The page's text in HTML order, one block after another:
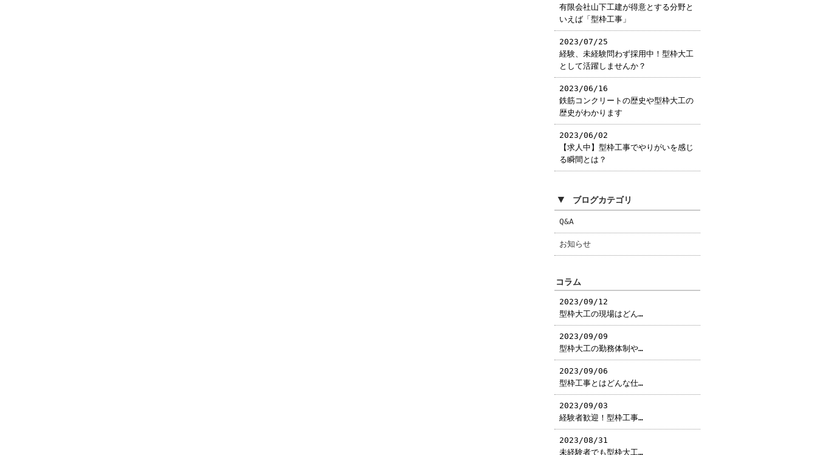
有限会社山下工建が得意とする分野と
いえば「型枠工事」
2023/07/25
経験、未経験問わず採用中！型枠大工
として活躍しませんか？
2023/06/16
鉄筋コンクリートの歴史や型枠大工の
歴史がわかります
2023/06/02
【求人中】型枠工事でやりがいを感じ
る瞬間とは？
▼ ブログカテゴリ
Q&A
お知らせ
コラム
2023/09/12
型枠大工の現場はどん…
2023/09/09
型枠大工の勤務体制や…
2023/09/06
型枠工事とはどんな仕…
2023/09/03
経験者歓迎！型枠工事…
2023/08/31
未経験者でも型枠大工…